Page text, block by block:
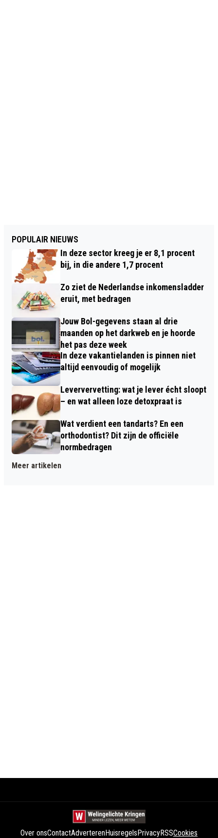
POPULAIR NIEUWS
In deze sector kreeg je er 8,1 procent
bij, in die andere 1,7 procent
Zo ziet de Nederlandse inkomensladder
eruit, met bedragen
Jouw Bol-gegevens staan al drie
maanden op het darkweb en je hoorde
het pas deze week
In deze vakantielanden is pinnen niet
altijd eenvoudig of mogelijk
Leververvetting: wat je lever écht sloopt
– en wat alleen loze detoxpraat is
Wat verdient een tandarts? En een
orthodontist? Dit zijn de officiële
normbedragen
Meer artikelen
Over onsContactAdverterenHuisregelsPrivacyRSSCookies